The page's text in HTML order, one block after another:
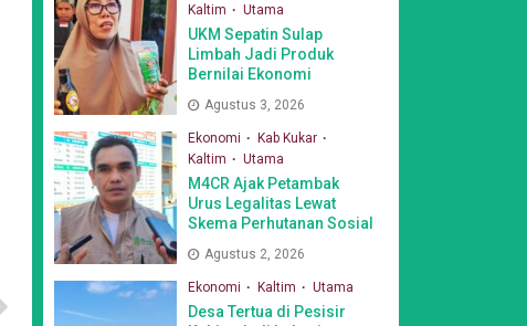
Kaltim
Utama
UKM Sepatin Sulap
Limbah Jadi Produk
Bernilai Ekonomi
Agustus 3, 2026
Ekonomi
Kab Kukar
Kaltim
Utama
M4CR Ajak Petambak
Urus Legalitas Lewat
Skema Perhutanan Sosial
Agustus 2, 2026
Ekonomi Kaltim Utama
Desa Tertua di Pesisir